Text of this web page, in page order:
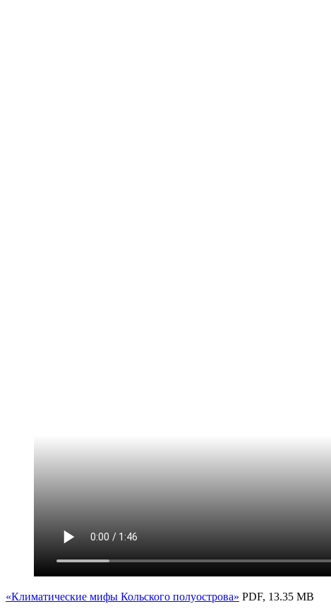
«Климатические мифы Кольского полуострова» PDF, 13.35 MB